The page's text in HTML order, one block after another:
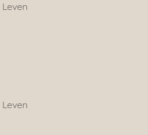
  Leven
  Leven